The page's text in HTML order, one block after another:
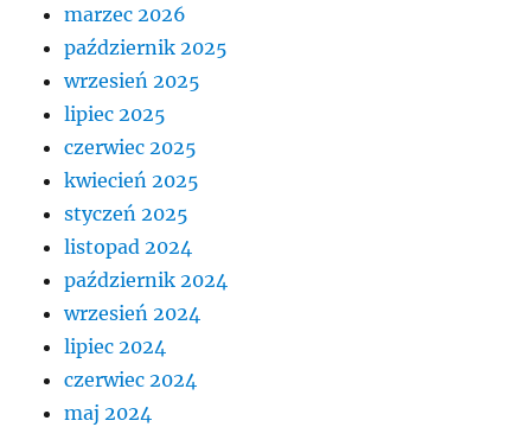
marzec 2026
październik 2025
wrzesień 2025
lipiec 2025
czerwiec 2025
kwiecień 2025
styczeń 2025
listopad 2024
październik 2024
wrzesień 2024
lipiec 2024
czerwiec 2024
maj 2024